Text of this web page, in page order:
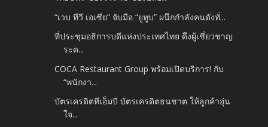
“เวบ ทีวี เอเซีย” จับมือ “ยูทูบ” ผนึกกำลังคนดังทั่...
ที่ประชุมอธิการบดีแห่งประเทศไทย ดึงผู้เชี่ยวชาญ
ระด...
COCA Restaurant Group พร้อมเปิดบริการ! กับ
“พนักงา...
บัตรเครดิตทีเอ็มบี บัตรเครดิตธนชาต ให้ลูกค้าอุ่น
ใจ...